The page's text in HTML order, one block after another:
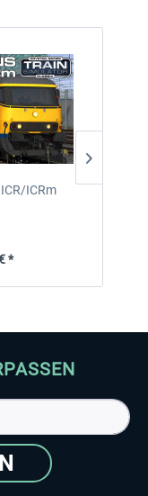
ICRm
*